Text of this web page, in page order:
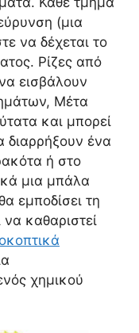
(μια
να δέχεται το
Ρίζες από
εισβάλουν
Μέτα
και μπορεί
διαρρήξουν ένα
ή στο
μια μπάλα
εμποδίσει τη
καθαριστεί
χημικού